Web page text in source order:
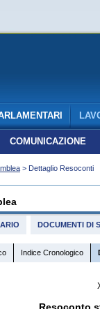
COMUNICAZIONE
> Dettaglio Resoconti
DOCUMENTI DI
Indice Cronologico